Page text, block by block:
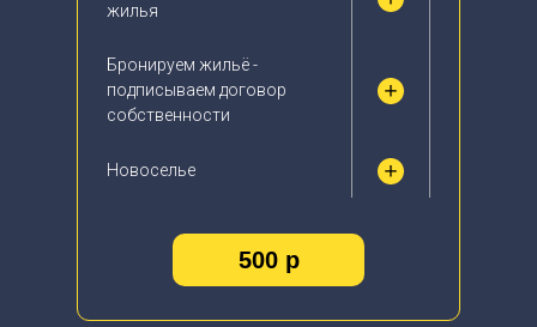
500 р
Бронируем жильё -
подписываем договор
собственности
Новоселье
жилья